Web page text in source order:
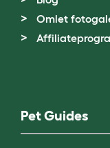
Omlet
Pet Guides